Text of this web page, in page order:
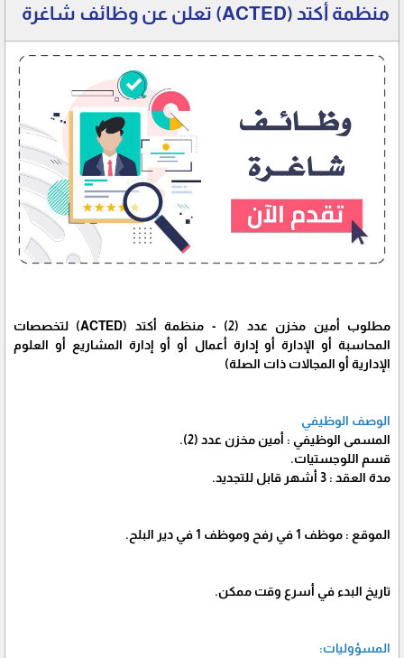
منظمة أكتد (ACTED) تعلن عن وظائف شاغرة
مطلوب أمين مخزن عدد (2) - منظمة أكتد (ACTED) لتخصصات
المحاسبة أو الإدارة أو إدارة أعمال أو أو إدارة المشاريع أو العلوم
الإدارية أو المجالات ذات الصلة)
الوصف الوظيفي
المسمى الوظيفي : أمين مخزن عدد (2).
قسم اللوجستيات.
مدة العقد : 3 أشهر قابل للتجديد.
الموقع : موظف 1 في رفح وموظف 1 في دير البلح.
تاريخ البدء في أسرع وقت ممكن.
المسؤوليات: